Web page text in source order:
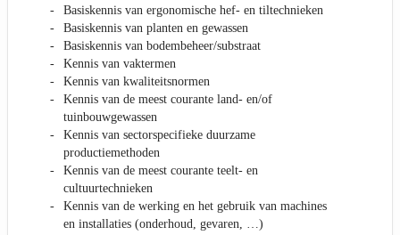
Basiskennis van ergonomische hef- en tiltechnieken
Basiskennis van planten en gewassen
Basiskennis van bodembeheer/substraat
Kennis van vaktermen
Kennis van kwaliteitsnormen
Kennis van de meest courante land- en/of
tuinbouwgewassen
Kennis van sectorspecifieke duurzame
productiemethoden
Kennis van de meest courante teelt- en
cultuurtechnieken
Kennis van de werking en het gebruik van machines
en installaties (onderhoud, gevaren, …)